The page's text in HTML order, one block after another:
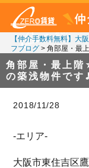
【仲介手数料無料】大
フブログ> 角部屋・最
角部屋・最上
の築浅物件です
2018/11/28
-エリア-
大阪市東住吉区